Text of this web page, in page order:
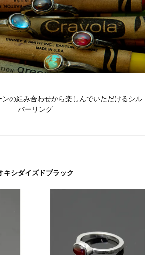
ンの組み合わせから楽しんでいただけるシル
バーリング
キシダイズドブラック